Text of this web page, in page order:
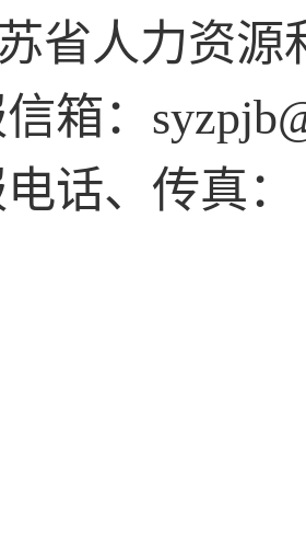
省人力资源
箱：
话、传真：